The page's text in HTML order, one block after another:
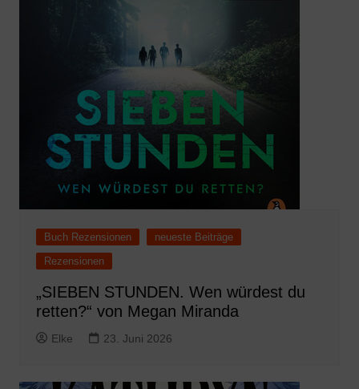
Buch Rezensionen
neueste Beiträge
Rezensionen
„SIEBEN STUNDEN. Wen würdest du
retten?“ von Megan Miranda
Elke 23. Juni 2026